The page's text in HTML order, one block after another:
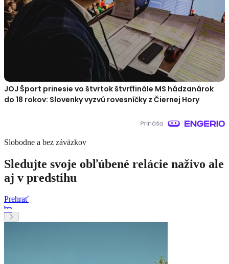
JOJ Šport prinesie vo štvrtok štvrťfinále MS hádzanárok
do 18 rokov: Slovenky vyzvú rovesníčky z Čiernej Hory
Slobodne a bez záväzkov
Sledujte svoje obľúbené relácie naživo ale
aj v predstihu
Prehrať